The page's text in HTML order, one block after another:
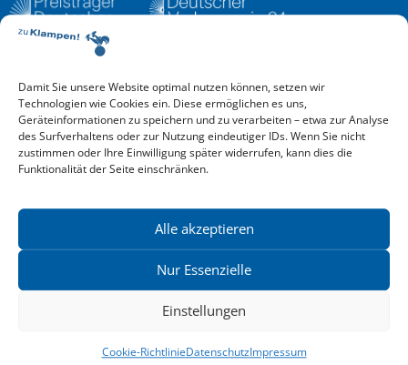
Damit Sie unsere Website optimal nutzen können, setzen wir
Technologien wie Cookies ein. Diese ermöglichen es uns,
Geräteinformationen zu speichern und zu verarbeiten – etwa zur Analyse
des Surfverhaltens oder zur Nutzung eindeutiger IDs. Wenn Sie nicht
zustimmen oder Ihre Einwilligung später widerrufen, kann dies die
Funktionalität der Seite einschränken.
Alle akzeptieren
Nur Essenzielle
Einstellungen
Cookie-RichtlinieDatenschutzImpressum
Aktuelle Vorschau
Entdecken Sie das aktuelle zu-Klampen!-Verlagsprogramm.
Hier finden Sie die Verlagsvorschau – einfach direkt online
reinlesen oder herunterladen.
Download: Vorschau zu Klampen! Herbst 2026
Mehr aktuelle Vorschauen ansehen
News zu aktuellen Neuheiten und Nachrichten im zu Klampen!
Verlag – jederzeit wieder abbestellbar.
Kritische Theorie / Philosophie